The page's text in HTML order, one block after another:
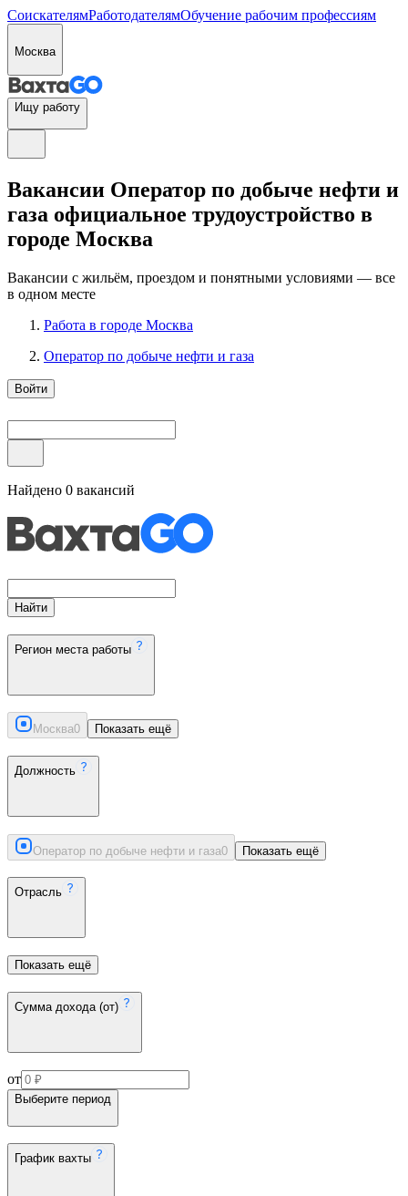
СоискателямРаботодателямОбучение рабочим профессиям
Москва
Ищу работу
Вакансии Оператор по добыче нефти и
газа официальное трудоустройство в
городе Москва
Вакансии с жильём, проездом и понятными условиями — все
в одном месте
Работа в городе Москва
Оператор по добыче нефти и газа
Войти
Найдено 0 вакансий
Найти
Регион места работы
Москва0 Показать ещё
Должность
Оператор по добыче нефти и газа0 Показать ещё
Отрасль
Показать ещё
Сумма дохода (от)
от
Выберите период
График вахты